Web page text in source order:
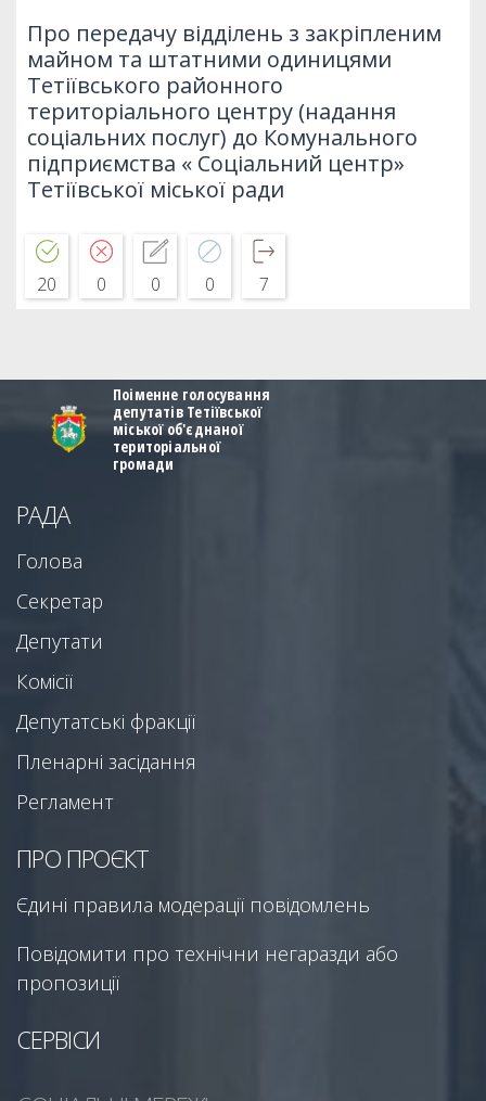
Про передачу відділень з закріпленим
майном та штатними одиницями
Тетіївського районного
територіального центру (надання
соціальних послуг) до Комунального
підприємства « Соціальний центр»
Тетіївської міської ради
20 0 0 0 7
Поіменне голосування
депутатів Тетіївської
міської об'єднаної
територіальної
громади
РАДА
Голова
Секретар
Депутати
Комісії
Депутатські фракції
Пленарні засідання
Регламент
ПРО ПРОЄКТ
Єдині правила модерації повідомлень
Повідомити про технічни негаразди або
пропозиції
СЕРВІСИ